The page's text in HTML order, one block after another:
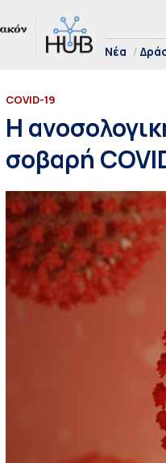
Νέα
COVID-19
Η
σοβαρή